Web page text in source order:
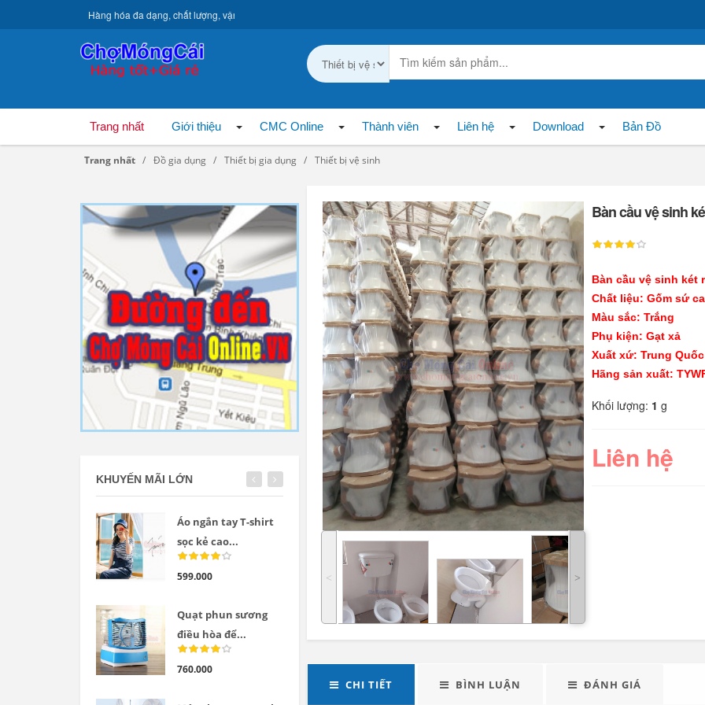
Hàng hóa đa dạng, chất lượng, vận chuyển toàn quốc.
Trang nhất Giới thiệu CMC Online Thành viên Liên hệ Download Bản Đồ
Trang nhất Đồ gia dụng Thiết bị gia dụng Thiết bị vệ sinh
˂ ˃
Bàn cầu vệ sinh
Bàn cầu vệ sinh két
Chất liệu: Gốm sứ
Màu sắc: Trắng
Phụ kiện: Gạt xả
Xuất xứ: Trung Quốc
Hãng sản xuất:
Khối lượng: 1 g
Liên hệ
CHI TIẾT BÌNH LUẬN ĐÁNH GIÁ
KHUYẾN MÃI LỚN
Áo ngắn tay T-shirt
sọc kẻ cao...
599.000
Quạt phun sương
điều hòa để...
760.000
LED tuýp cầm tay đa
năng...
Đèn tích điện xách
Quạt điện đôi 12V
cho oto tải...
289.000
Máy xay sinh tố đa